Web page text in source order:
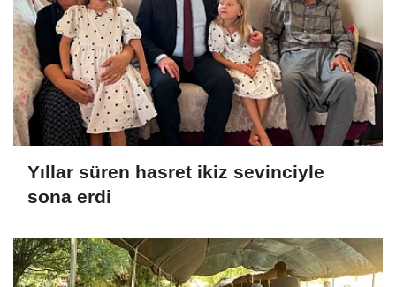
Yıllar süren hasret ikiz sevinciyle
sona erdi